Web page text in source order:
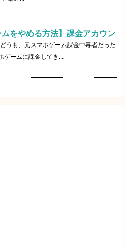
ムをやめる方法】課金アカウン
どうも、元スマホゲーム課金中毒者だった
ゲームに課金してき...